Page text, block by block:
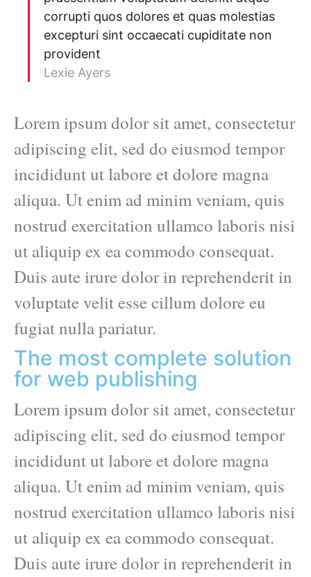
corrupti quos dolores et quas molestias
excepturi sint occaecati cupiditate non
provident
Lexie Ayers
Lorem ipsum dolor sit amet, consectetur
adipiscing elit, sed do eiusmod tempor
incididunt ut labore et dolore magna
aliqua. Ut enim ad minim veniam, quis
nostrud exercitation ullamco laboris nisi
ut aliquip ex ea commodo consequat.
Duis aute irure dolor in reprehenderit in
voluptate velit esse cillum dolore eu
fugiat nulla pariatur.
The most complete solution
for web publishing
Lorem ipsum dolor sit amet, consectetur
adipiscing elit, sed do eiusmod tempor
incididunt ut labore et dolore magna
aliqua. Ut enim ad minim veniam, quis
nostrud exercitation ullamco laboris nisi
ut aliquip ex ea commodo consequat.
Duis aute irure dolor in reprehenderit in